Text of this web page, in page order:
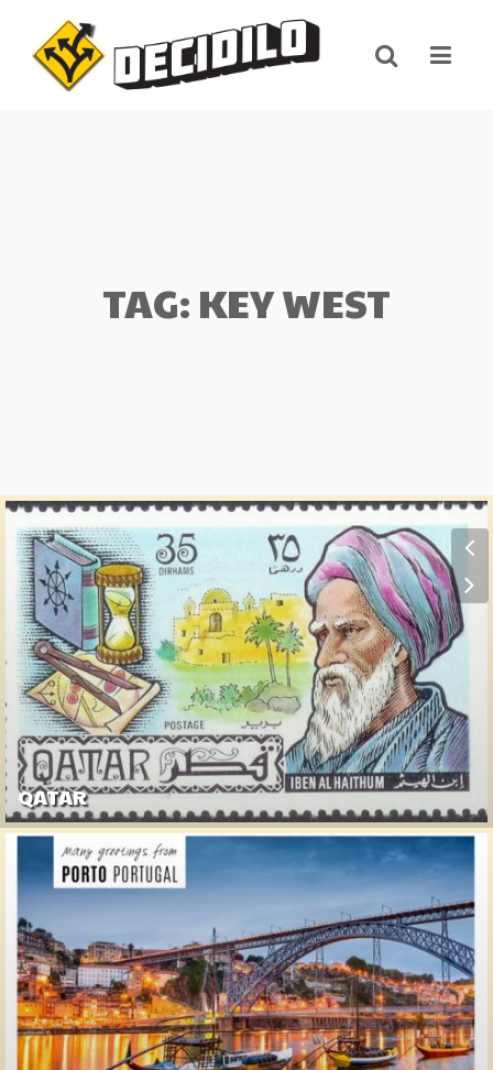
content
TAG: KEY WEST
QATAR